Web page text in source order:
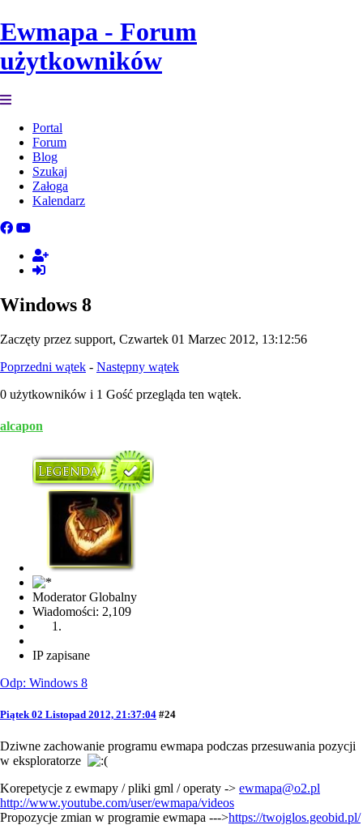
Ewmapa - Forum
użytkowników
Portal
Forum
Blog
Szukaj
Załoga
Kalendarz
Windows 8
Zaczęty przez support, Czwartek 01 Marzec 2012, 13:12:56
Poprzedni wątek - Następny wątek
0 użytkowników i 1 Gość przegląda ten wątek.
alcapon
Moderator Globalny
Wiadomości: 2,109
IP zapisane
Odp: Windows 8
Piątek 02 Listopad 2012, 21:37:04 #24
Dziwne zachowanie programu ewmapa podczas przesuwania pozycji
w eksploratorze
Korepetycje z ewmapy / pliki gml / operaty -> ewmapa@o2.pl
http://www.youtube.com/user/ewmapa/videos
Propozycje zmian w programie ewmapa --->https://twojglos.geobid.pl/